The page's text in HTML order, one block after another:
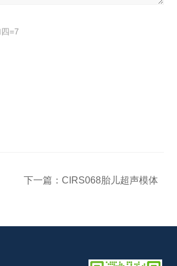
=7
下一篇： CIRS068胎儿超声模体